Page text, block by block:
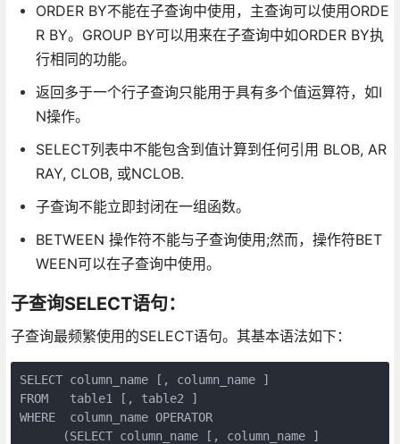
ORDER BY不能在子查询中使用，主查询可以使用ORDE
R BY。GROUP BY可以用来在子查询中如ORDER BY执
行相同的功能。
返回多于一个行子查询只能用于具有多个值运算符，如I
N操作。
SELECT列表中不能包含到值计算到任何引用 BLOB, AR
RAY, CLOB, 或NCLOB.
子查询不能立即封闭在一组函数。
BETWEEN 操作符不能与子查询使用;然而，操作符BET
WEEN可以在子查询中使用。
子查询SELECT语句：
子查询最频繁使用的SELECT语句。其基本语法如下：
SELECT column_name [, column_name ]
FROM   table1 [, table2 ]
WHERE  column_name OPERATOR
      (SELECT column_name [, column_name ]